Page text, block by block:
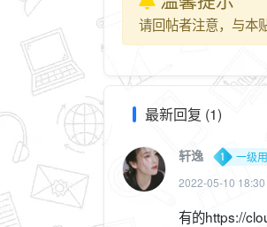
请回帖者注意，与本
最新回复 (1)
轩逸
一级
2022-05-10 18:30
有的https://